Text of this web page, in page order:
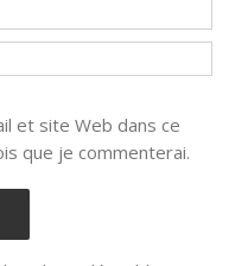
et site Web dans ce
que je commenterai.